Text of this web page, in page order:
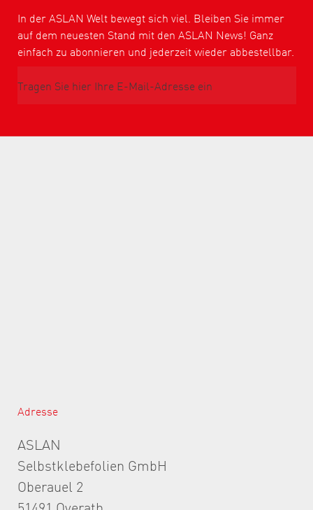
In der ASLAN Welt bewegt sich viel. Bleiben Sie immer
auf dem neuesten Stand mit den ASLAN News! Ganz
einfach zu abonnieren und jederzeit wieder abbestellbar.
Adresse
ASLAN
Selbstklebefolien GmbH
Oberauel 2